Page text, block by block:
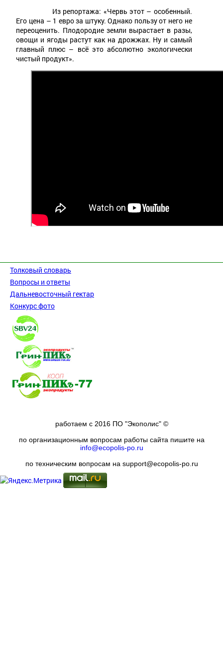
Из репортажа: «Червь этот – особенный.
Его цена – 1 евро за штуку. Однако пользу от него не
переоценить. Плодородие земли вырастает в разы,
овощи и ягоды растут как на дрожжах. Ну и самый
главный плюс – всё это абсолютно экологически
чистый продукт».
Толковый словарь
Вопросы и ответы
Дальневосточный гектар
Конкурс фото
работаем с 2016 ПО "Экополис" ©
по организационным вопросам работы сайта пишите на
info@ecopolis-po.ru
по техническим вопросам на support@ecopolis-po.ru